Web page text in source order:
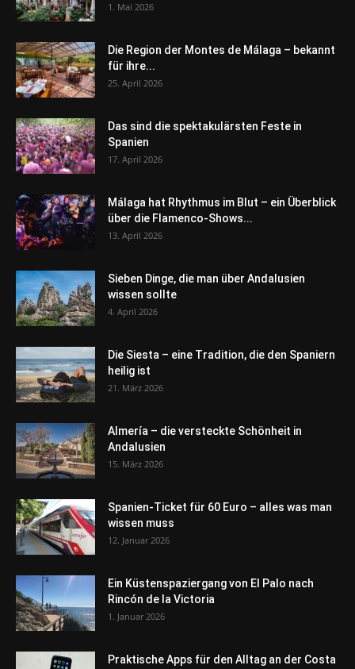
1. Mai 2026
Die Region der Montes de Málaga – bekannt
für ihre...
25. April 2026
Das sind die spektakulärsten Feste in
Spanien
17. April 2026
Málaga hat Rhythmus im Blut – ein Überblick
über die Flamenco-Shows...
13. April 2026
Sieben Dinge, die man über Andalusien
wissen sollte
4. April 2026
Die Siesta – eine Tradition, die den Spaniern
heilig ist
21. März 2026
Almería – die versteckte Schönheit in
Andalusien
15. März 2026
Spanien-Ticket für 60 Euro – alles was man
wissen muss
12. Januar 2026
Ein Küstenspaziergang von El Palo nach
Rincón de la Victoria
1. Januar 2026
Praktische Apps für den Alltag an der Costa